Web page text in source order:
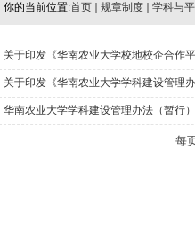
你的当前位置:首页 规章制度 学科与
关于印发《华南农业大学校地校企合作
关于印发《华南农业大学学科建设管理
华南农业大学学科建设管理办法（暂行
每